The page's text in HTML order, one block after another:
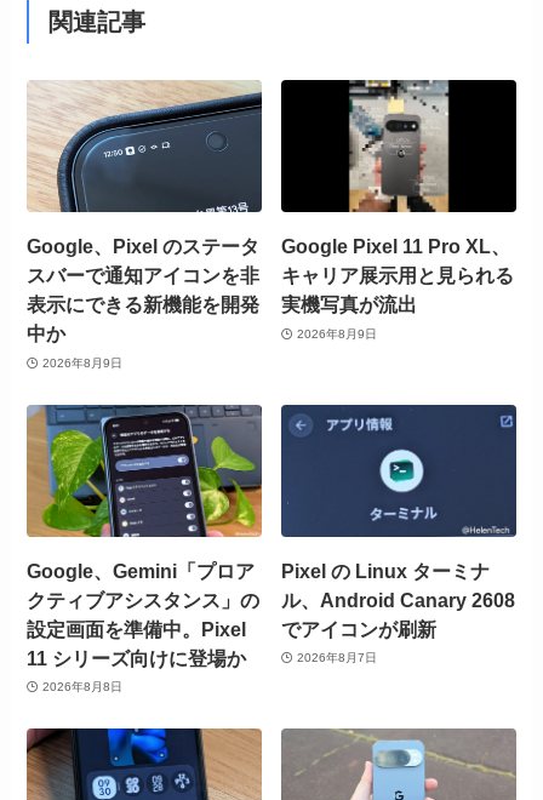
関連記事
Google、Pixel のステータ
スバーで通知アイコンを非
表示にできる新機能を開発
中か
2026年8月9日
Google Pixel 11 Pro XL、
キャリア展示用と見られる
実機写真が流出
2026年8月9日
Google、Gemini「プロア
クティブアシスタンス」の
設定画面を準備中。Pixel
11 シリーズ向けに登場か
2026年8月8日
Pixel の Linux ターミナ
ル、Android Canary 2608
でアイコンが刷新
2026年8月7日